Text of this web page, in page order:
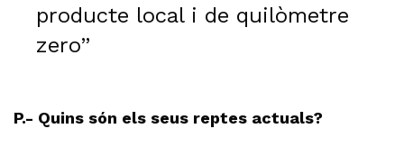
producte local i de quilòmetre
zero”
P.- Quins són els seus reptes actuals?